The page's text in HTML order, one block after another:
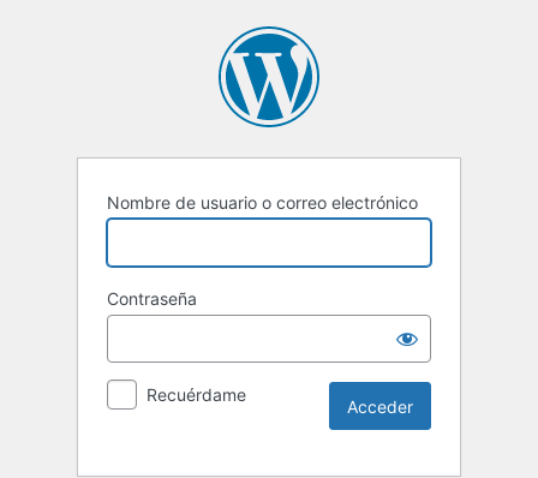
Nombre de usuario o correo electrónico
Contraseña
Recuérdame